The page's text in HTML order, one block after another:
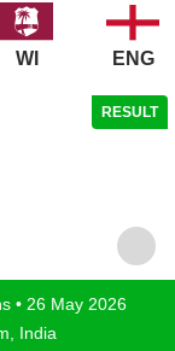
WI ENG
RESULT
• 26 May 2026
India